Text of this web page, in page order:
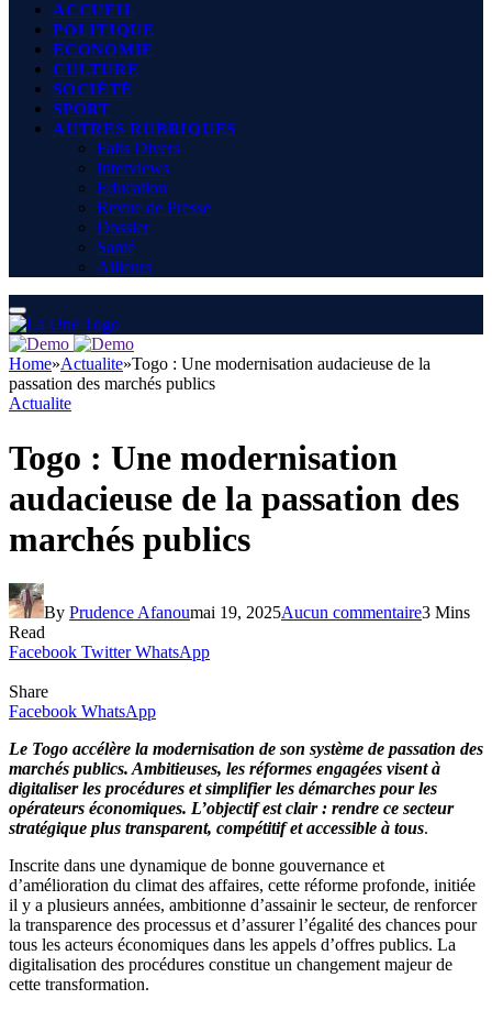
ACCUEIL
POLITIQUE
ECONOMIE
CULTURE
SOCIÉTÉ
SPORT
AUTRES RUBRIQUES
Faits Divers
Interviews
Education
Revue de Presse
Dossier
Santé
Ailleurs
Home»Actualite»Togo : Une modernisation audacieuse de la
passation des marchés publics
Actualite
Togo : Une modernisation
audacieuse de la passation des
marchés publics
By Prudence Afanoumai 19, 2025Aucun commentaire3 Mins
Read
Facebook Twitter WhatsApp
Share
Facebook WhatsApp
Le Togo accélère la modernisation de son système de passation des
marchés publics. Ambitieuses, les réformes engagées visent à
digitaliser les procédures et simplifier les démarches pour les
opérateurs économiques. L’objectif est clair : rendre ce secteur
stratégique plus transparent, compétitif et accessible à tous.
Inscrite dans une dynamique de bonne gouvernance et
d’amélioration du climat des affaires, cette réforme profonde, initiée
il y a plusieurs années, ambitionne d’assainir le secteur, de renforcer
la transparence des processus et d’assurer l’égalité des chances pour
tous les acteurs économiques dans les appels d’offres publics. La
digitalisation des procédures constitue un changement majeur de
cette transformation.